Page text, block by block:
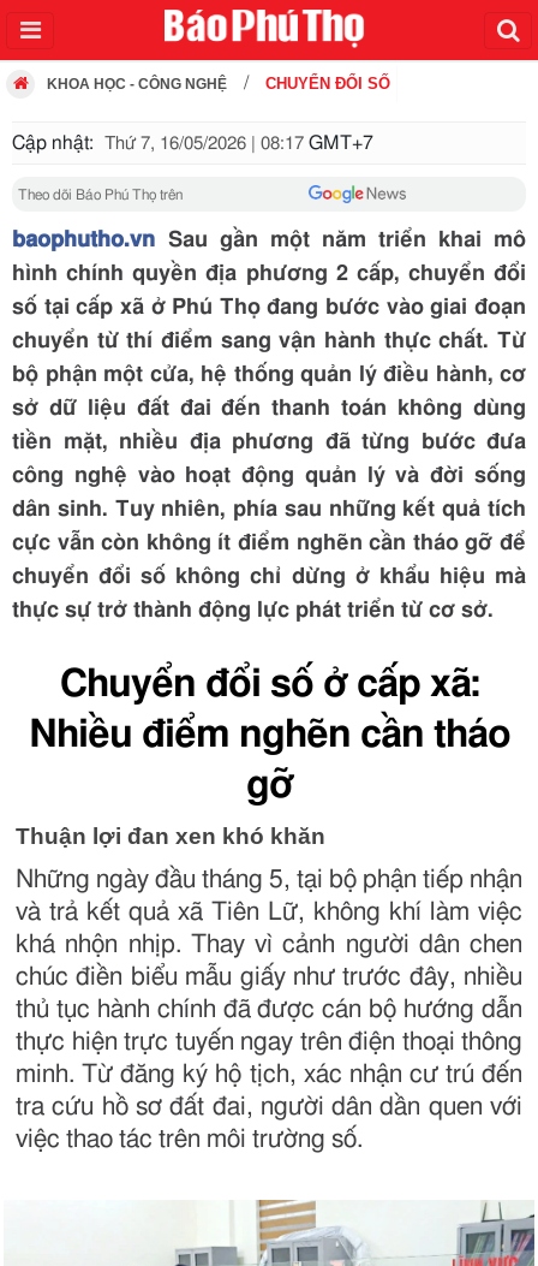
KHOA HỌC - CÔNG NGHỆ CHUYỂN ĐỔI SỐ
Cập nhật: Thứ 7, 16/05/2026 | 08:17 GMT+7
Theo dõi Báo Phú Thọ trên
baophutho.vn Sau gần một năm triển khai mô
hình chính quyền địa phương 2 cấp, chuyển đổi
số tại cấp xã ở Phú Thọ đang bước vào giai đoạn
chuyển từ thí điểm sang vận hành thực chất. Từ
bộ phận một cửa, hệ thống quản lý điều hành, cơ
sở dữ liệu đất đai đến thanh toán không dùng
tiền mặt, nhiều địa phương đã từng bước đưa
công nghệ vào hoạt động quản lý và đời sống
dân sinh. Tuy nhiên, phía sau những kết quả tích
cực vẫn còn không ít điểm nghẽn cần tháo gỡ để
chuyển đổi số không chỉ dừng ở khẩu hiệu mà
thực sự trở thành động lực phát triển từ cơ sở.
Chuyển đổi số ở cấp xã:
Nhiều điểm nghẽn cần tháo
gỡ
Thuận lợi đan xen khó khăn
Những ngày đầu tháng 5, tại bộ phận tiếp nhận
và trả kết quả xã Tiên Lữ, không khí làm việc
khá nhộn nhịp. Thay vì cảnh người dân chen
chúc điền biểu mẫu giấy như trước đây, nhiều
thủ tục hành chính đã được cán bộ hướng dẫn
thực hiện trực tuyến ngay trên điện thoại thông
minh. Từ đăng ký hộ tịch, xác nhận cư trú đến
tra cứu hồ sơ đất đai, người dân dần quen với
việc thao tác trên môi trường số.